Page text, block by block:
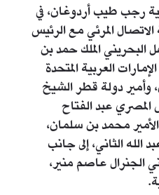
رجب طيب أردوغان، في
المرئي مع الرئيس
البحريني الملك حمد بن
العربية المتحدة
وأمير دولة قطر الشيخ
المصري عبد الفتاح
محمد بن سلمان،
الله الثاني، إلى جانب
الجنرال عاصم منير،